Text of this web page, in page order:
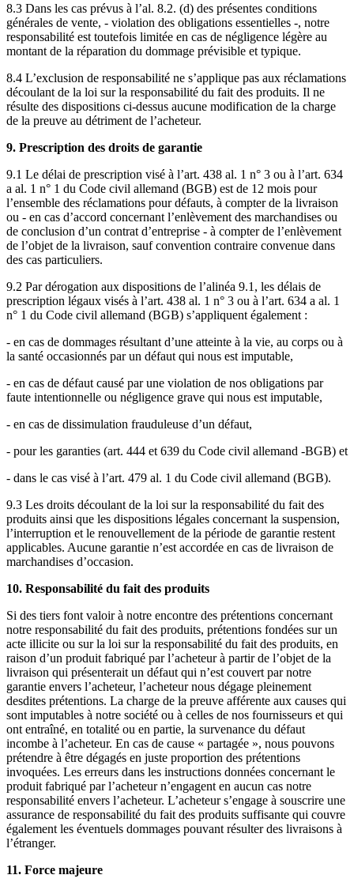
8.3 Dans les cas prévus à l’al. 8.2. (d) des présentes conditions
générales de vente, - violation des obligations essentielles -, notre
responsabilité est toutefois limitée en cas de négligence légère au
montant de la réparation du dommage prévisible et typique.
8.4 L’exclusion de responsabilité ne s’applique pas aux réclamations
découlant de la loi sur la responsabilité du fait des produits. Il ne
résulte des dispositions ci-dessus aucune modification de la charge
de la preuve au détriment de l’acheteur.
9. Prescription des droits de garantie
9.1 Le délai de prescription visé à l’art. 438 al. 1 n° 3 ou à l’art. 634
a al. 1 n° 1 du Code civil allemand (BGB) est de 12 mois pour
l’ensemble des réclamations pour défauts, à compter de la livraison
ou - en cas d’accord concernant l’enlèvement des marchandises ou
de conclusion d’un contrat d’entreprise - à compter de l’enlèvement
de l’objet de la livraison, sauf convention contraire convenue dans
des cas particuliers.
9.2 Par dérogation aux dispositions de l’alinéa 9.1, les délais de
prescription légaux visés à l’art. 438 al. 1 n° 3 ou à l’art. 634 a al. 1
n° 1 du Code civil allemand (BGB) s’appliquent également :
- en cas de dommages résultant d’une atteinte à la vie, au corps ou à
la santé occasionnés par un défaut qui nous est imputable,
- en cas de défaut causé par une violation de nos obligations par
faute intentionnelle ou négligence grave qui nous est imputable,
- en cas de dissimulation frauduleuse d’un défaut,
- pour les garanties (art. 444 et 639 du Code civil allemand -BGB) et
- dans le cas visé à l’art. 479 al. 1 du Code civil allemand (BGB).
9.3 Les droits découlant de la loi sur la responsabilité du fait des
produits ainsi que les dispositions légales concernant la suspension,
l’interruption et le renouvellement de la période de garantie restent
applicables. Aucune garantie n’est accordée en cas de livraison de
marchandises d’occasion.
10. Responsabilité du fait des produits
Si des tiers font valoir à notre encontre des prétentions concernant
notre responsabilité du fait des produits, prétentions fondées sur un
acte illicite ou sur la loi sur la responsabilité du fait des produits, en
raison d’un produit fabriqué par l’acheteur à partir de l’objet de la
livraison qui présenterait un défaut qui n’est couvert par notre
garantie envers l’acheteur, l’acheteur nous dégage pleinement
desdites prétentions. La charge de la preuve afférente aux causes qui
sont imputables à notre société ou à celles de nos fournisseurs et qui
ont entraîné, en totalité ou en partie, la survenance du défaut
incombe à l’acheteur. En cas de cause « partagée », nous pouvons
prétendre à être dégagés en juste proportion des prétentions
invoquées. Les erreurs dans les instructions données concernant le
produit fabriqué par l’acheteur n’engagent en aucun cas notre
responsabilité envers l’acheteur. L’acheteur s’engage à souscrire une
assurance de responsabilité du fait des produits suffisante qui couvre
également les éventuels dommages pouvant résulter des livraisons à
l’étranger.
11. Force majeure